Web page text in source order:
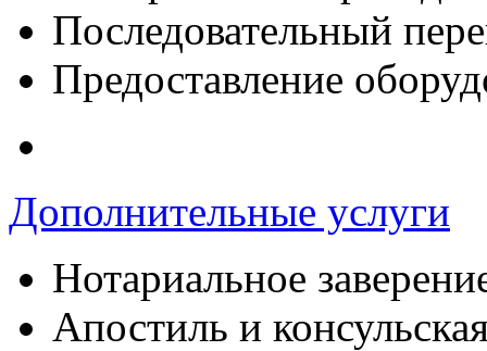
Последовательный
Предоставление
Дополнительные услуги
Нотариальное
Апостиль и